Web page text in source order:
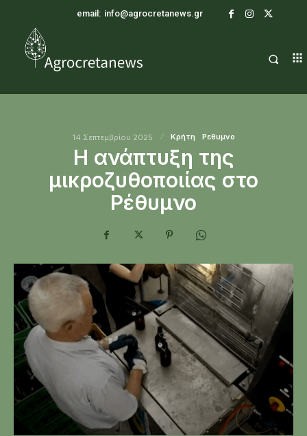
email: info@agrocretanews.gr
14 Σεπτεμβρίου 2025 Κρήτη Ρεθυμνο
Η ανάπτυξη της
μικροζυθοποιίας στο
Ρέθυμνο